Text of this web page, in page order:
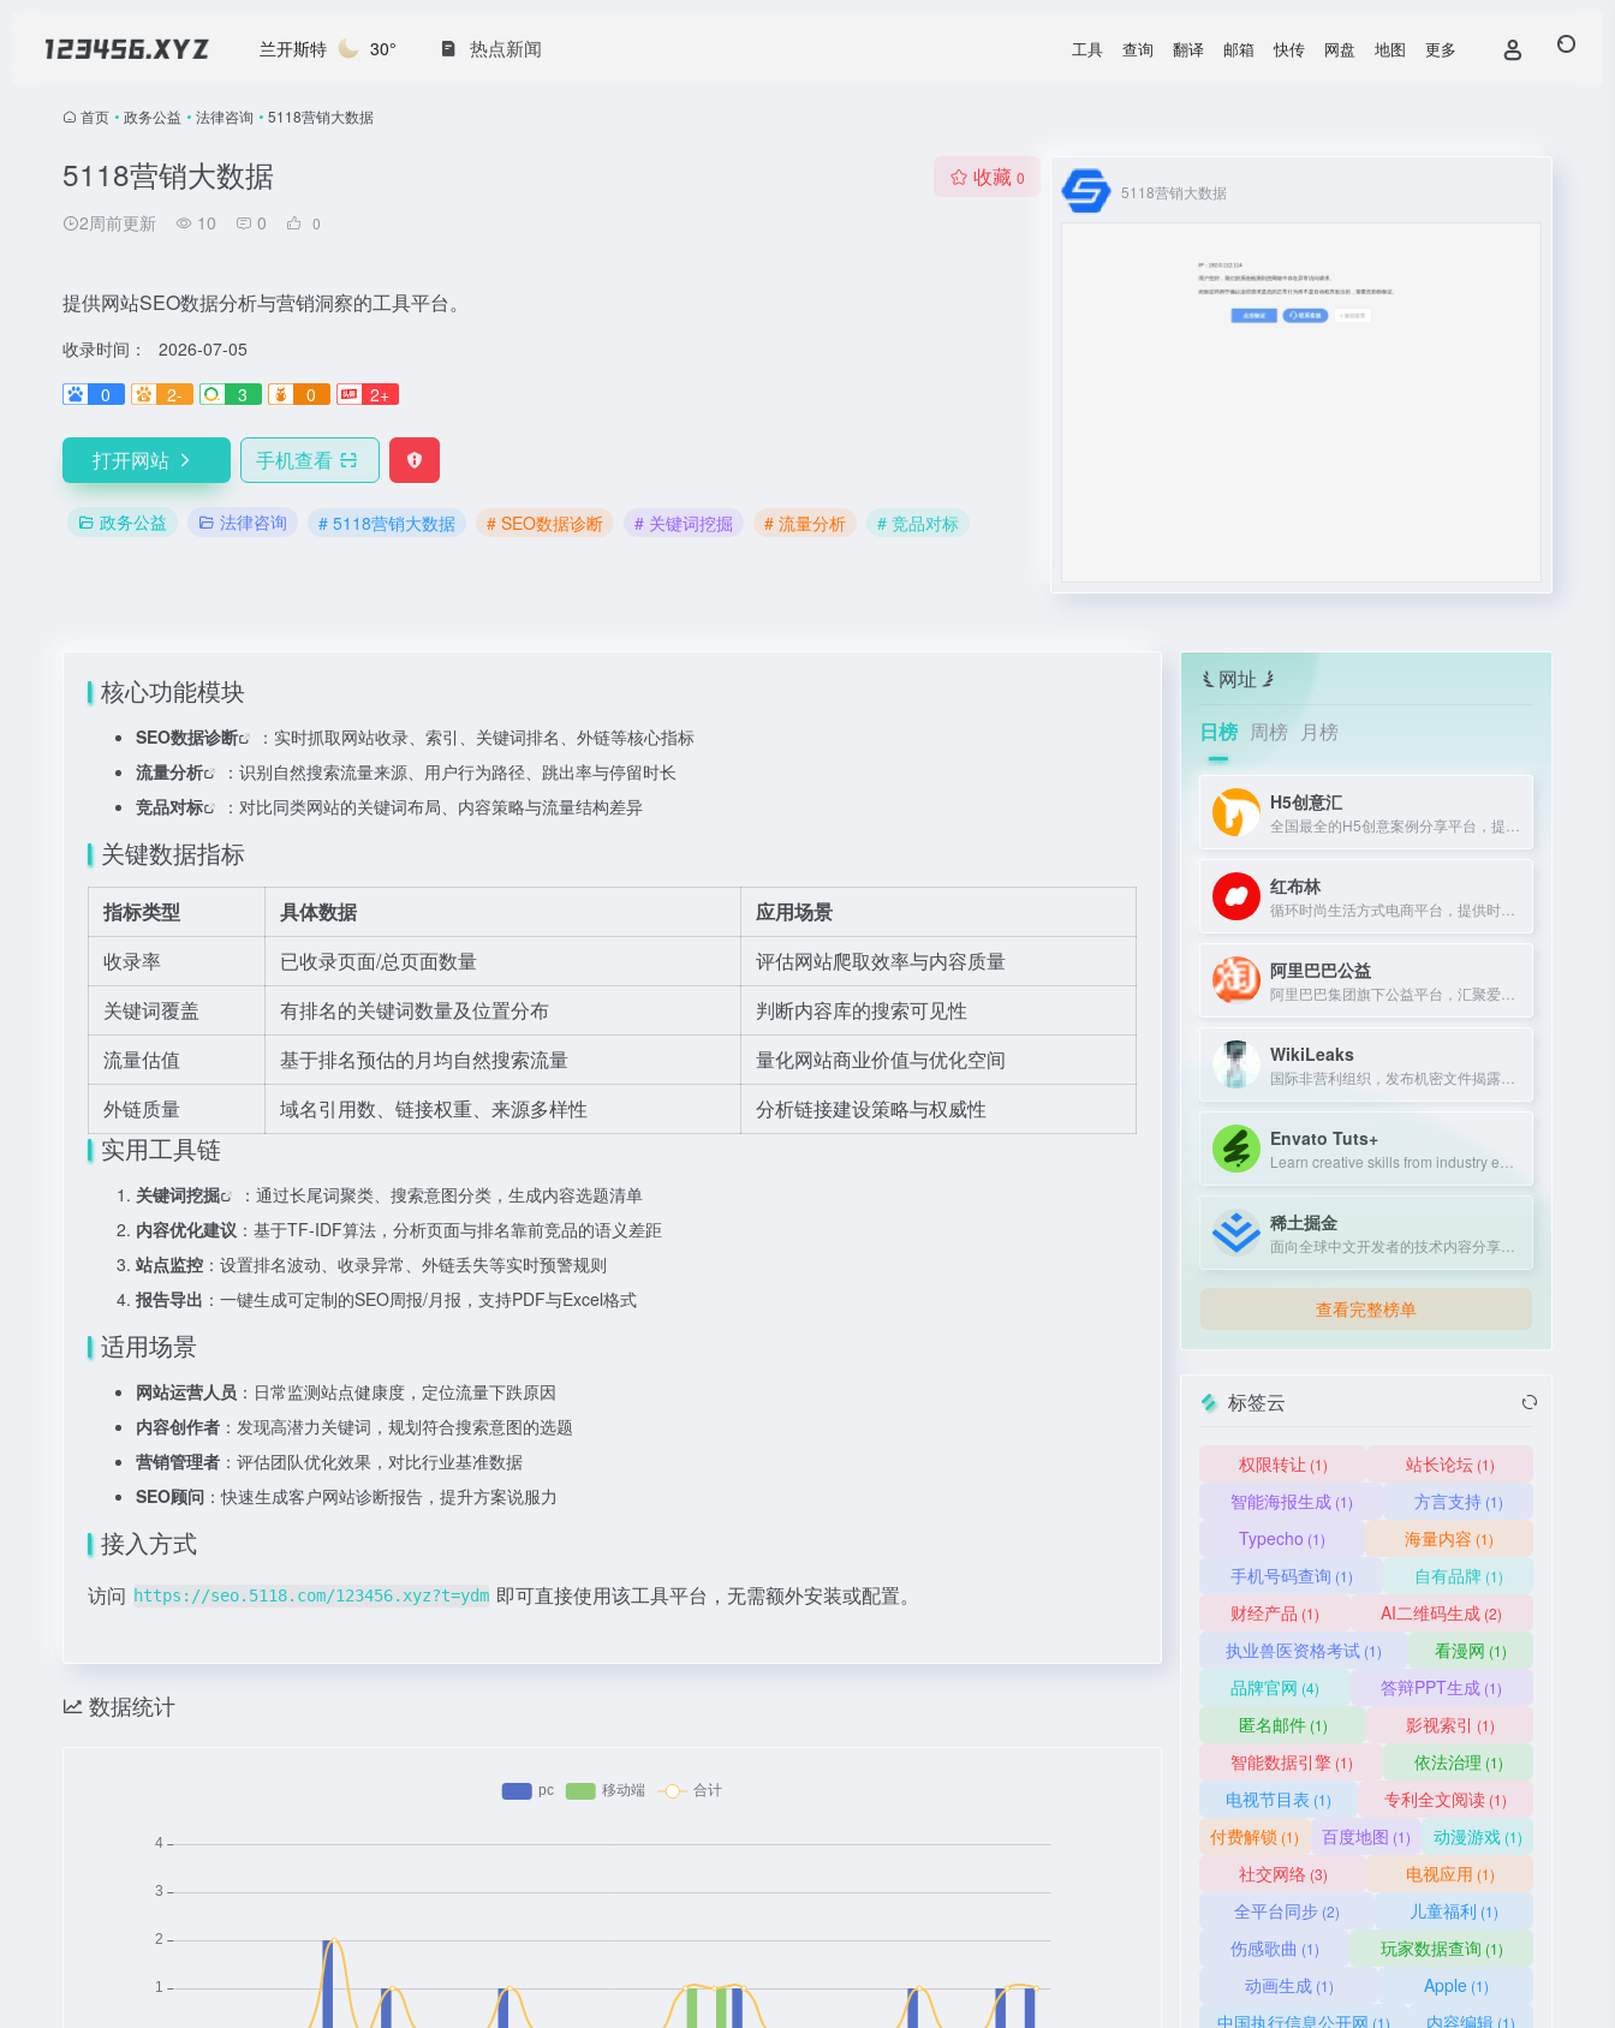
兰开斯特 30° 热点新闻 工具 查询 翻译 邮箱 快传 网盘 地图 更多
首页 • 政务公益 • 法律咨询 • 5118营销大数据
5118营销大数据
2周前更新 10 0 0
收藏 0
提供网站SEO数据分析与营销洞察的工具平台。
收录时间：
2026-07-05
0
2- 3 0 2+
打开网站 手机查看
政务公益 法律咨询 # 5118营销大数据 # SEO数据诊断 # 关键词挖掘 # 流量分析 # 竞品对标
5118营销大数据
核心功能模块
SEO数据诊断
：实时抓取网站收录、索引、关键词排名、外链等核心指标
流量分析
：识别自然搜索流量来源、用户行为路径、跳出率与停留时长
竞品对标
：对比同类网站的关键词布局、内容策略与流量结构差异
关键数据指标
指标类型 具体数据
应用场景
收录率
已收录页面/总页面数量
评估网站爬取效率与内容质量
关键词覆盖
有排名的关键词数量及位置分布
判断内容库的搜索可见性
流量估值
基于排名预估的月均自然搜索流量
量化网站商业价值与优化空间
外链质量
域名引用数、链接权重、来源多样性 分析链接建设策略与权威性
实用工具链
关键词挖掘
：通过长尾词聚类、搜索意图分类，生成内容选题清单
内容优化建议 ：基于TF-IDF算法，分析页面与排名靠前竞品的语义差距
站点监控 ：设置排名波动、收录异常、外链丢失等实时预警规则
报告导出 ：一键生成可定制的SEO周报/月报，支持PDF与Excel格式
适用场景
网站运营人员 ：日常监测站点健康度，定位流量下跌原因
内容创作者 ：发现高潜力关键词，规划符合搜索意图的选题
营销管理者 ：评估团队优化效果，对比行业基准数据
SEO顾问 ：快速生成客户网站诊断报告，提升方案说服力
接入方式
访问 https://seo.5118.com/123456.xyz?t=ydm 即可直接使用该工具平台，无需额外安装或配置。
数据统计
网址
日榜 周榜 月榜
H5创意汇
红布林
阿里巴巴公益
WikiLeaks
Envato Tuts+
稀土掘金
查看完整榜单
标签云
权限转让 (1) 站长论坛(1)
智能海报生成(1) 方言支持(1)
Typecho (1) 海量内容 (1)
手机号码查询 (1) 自有品牌 (1)
财经产品 (1) AI二维码生成 (2)
执业兽医资格考试 (1) 看漫网 (1)
品牌官网 (4) 答辩PPT生成 (1)
匿名邮件(1) 影视索引 (1)
智能数据引擎(1) 依法治理 (1)
电视节目表 (1) 专利全文阅读 (1)
付费解锁 (1) 百度地图 (1) 动漫游戏(1)
社交网络(3) 电视应用 (1)
全平台同步 (2) 儿童福利 (1)
伤感歌曲 (1) 玩家数据查询 (1)
动画生成(1) Apple(1)
中国执行信息公开网 (1) 内容编辑 (1)